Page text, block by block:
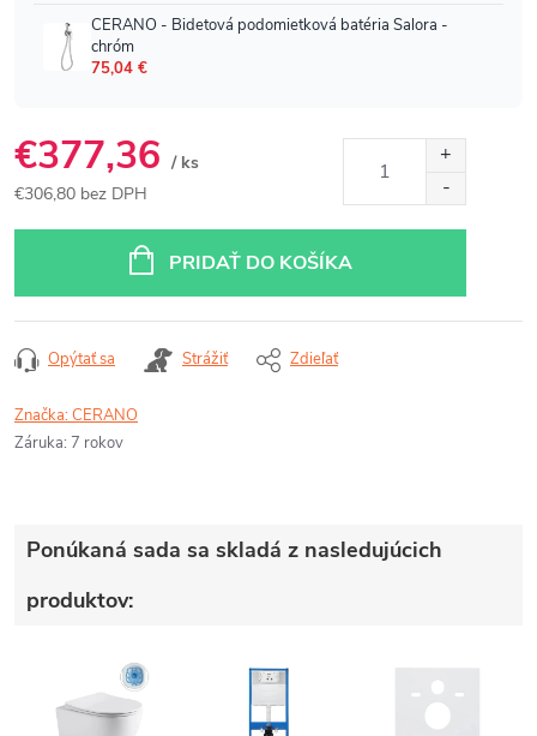
€377,36 / ks
€306,80 bez DPH
PRIDAŤ DO KOŠÍKA
Opýtať sa Strážiť Zdieľať
Značka:CERANO
Záruka: 7 rokov
Ponúkaná sada sa skladá z nasledujúcich
produktov: